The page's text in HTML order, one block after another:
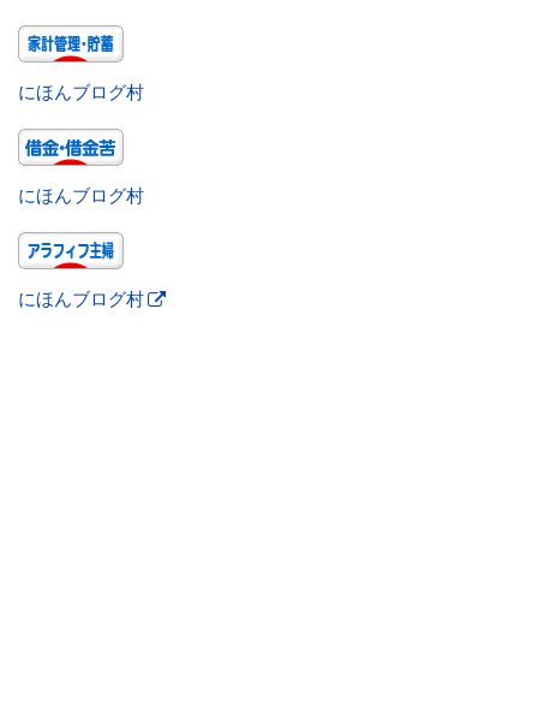
にほんブログ村
にほんブログ村
にほんブログ村